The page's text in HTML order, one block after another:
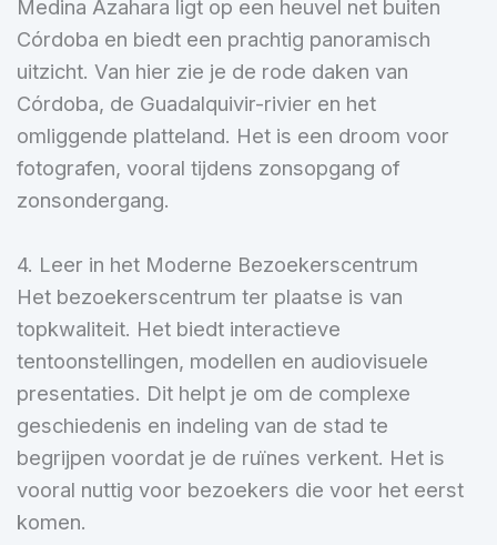
Medina Azahara ligt op een heuvel net buiten
Córdoba en biedt een prachtig panoramisch
uitzicht. Van hier zie je de rode daken van
Córdoba, de Guadalquivir-rivier en het
omliggende platteland. Het is een droom voor
fotografen, vooral tijdens zonsopgang of
zonsondergang.
4. Leer in het Moderne Bezoekerscentrum
Het bezoekerscentrum ter plaatse is van
topkwaliteit. Het biedt interactieve
tentoonstellingen, modellen en audiovisuele
presentaties. Dit helpt je om de complexe
geschiedenis en indeling van de stad te
begrijpen voordat je de ruïnes verkent. Het is
vooral nuttig voor bezoekers die voor het eerst
komen.